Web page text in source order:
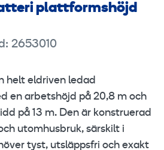
plattformshöjd
2653010
helt eldriven ledad
en arbetshöjd på 20,8 m och
på 13 m. Den är konstruerad
utomhusbruk, särskilt i
tyst, utsläppsfri och exakt